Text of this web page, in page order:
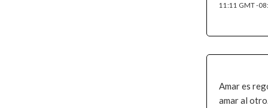
11:11 GMT -
Amar es
amar al